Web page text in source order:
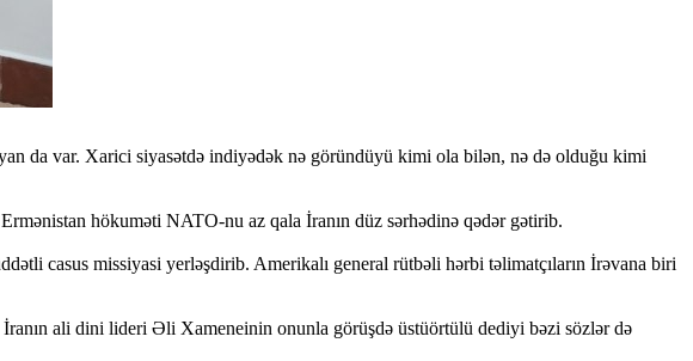
da var. Xarici siyasətdə indiyədək nə göründüyü kimi ola bilən, nə də olduğu kimi
hökuməti NATO-nu az qala İranın düz sərhədinə qədər gətirib.
casus missiyasi yerləşdirib. Amerikalı general rütbəli hərbi təlimatçıların İrəvana biri
ali dini lideri Əli Xameneinin onunla görüşdə üstüörtülü dediyi bəzi sözlər də